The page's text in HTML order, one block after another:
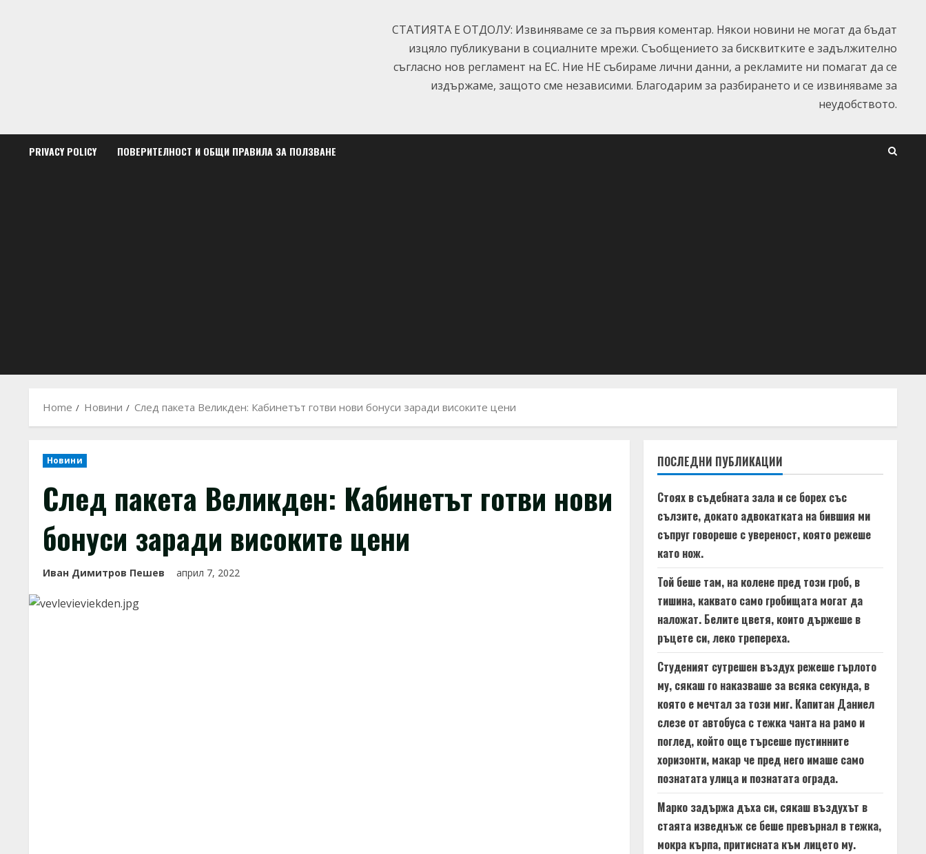
СТАТИЯТА Е ОТДОЛУ: Извиняваме се за първия коментар. Някои новини не могат да бъдат
изцяло публикувани в социалните мрежи. Съобщението за бисквитките е задължително
съгласно нов регламент на ЕС. Ние НЕ събираме лични данни, а рекламите ни помагат да се
издържаме, защото сме независими. Благодарим за разбирането и се извиняваме за
неудобството.
PRIVACY POLICY ПОВЕРИТЕЛНОСТ И ОБЩИ ПРАВИЛА ЗА ПОЛЗВАНЕ
Home Новини След пакета Великден: Кабинетът готви нови бонуси заради високите цени
Новини
След пакета Великден: Кабинетът готви нови
бонуси заради високите цени
Иван Димитров Пешев април 7, 2022
ПОСЛЕДНИ ПУБЛИКАЦИИ
Стоях в съдебната зала и се борех със
сълзите, докато адвокатката на бившия ми
съпруг говореше с увереност, която режеше
като нож.
Той беше там, на колене пред този гроб, в
тишина, каквато само гробищата могат да
наложат. Белите цветя, които държеше в
ръцете си, леко трепереха.
Студеният сутрешен въздух режеше гърлото
му, сякаш го наказваше за всяка секунда, в
която е мечтал за този миг. Капитан Даниел
слезе от автобуса с тежка чанта на рамо и
поглед, който още търсеше пустинните
хоризонти, макар че пред него имаше само
познатата улица и познатата ограда.
Марко задържа дъха си, сякаш въздухът в
стаята изведнъж се беше превърнал в тежка,
мокра кърпа, притисната към лицето му.